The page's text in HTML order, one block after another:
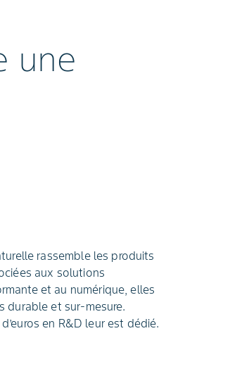
une
rassemble les produits
aux solutions
et au numérique, elles
durable et sur-mesure.
en R&D leur est dédié.